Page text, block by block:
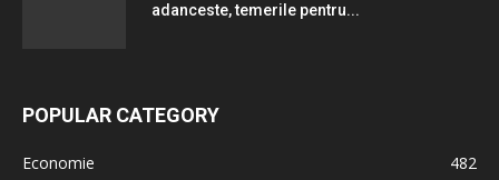
adanceste, temerile pentru...
POPULAR CATEGORY
Economie 482